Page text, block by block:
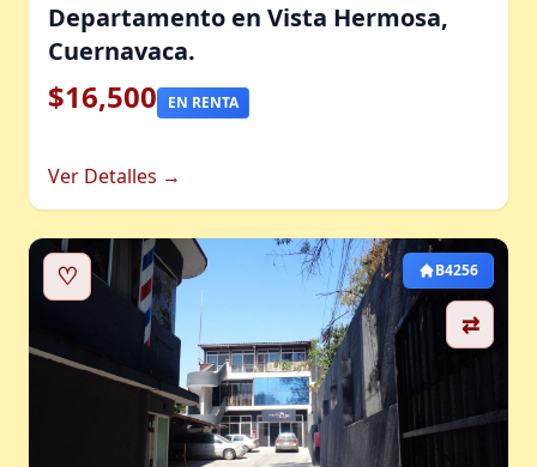
Departamento en Vista Hermosa,
Cuernavaca.
$16,500 EN RENTA
Ver Detalles →
♡
⇄
B4256